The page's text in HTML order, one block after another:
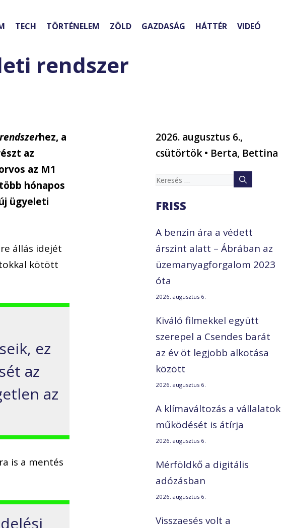
TECH TÖRTÉNELEM ZÖLD GAZDASÁG HÁTTÉR VIDEÓ
rendszer
hez, a
az
az M1
hónapos
ügyeleti
állás idejét
kötött
ez
az
az
is a mentés
2026. augusztus 6.,
csütörtök • Berta, Bettina
Keresés:
FRISS
A benzin ára a védett
árszint alatt – Ábrában az
üzemanyagforgalom 2023
óta
2026. augusztus 6.
Kiváló filmekkel együtt
szerepel a Csendes barát
az év öt legjobb alkotása
között
2026. augusztus 6.
A klímaváltozás a vállalatok
működését is átírja
2026. augusztus 6.
Mérföldkő a digitális
adózásban
2026. augusztus 6.
Visszaesés volt a